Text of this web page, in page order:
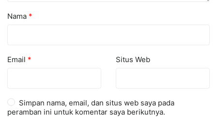
Nama *
Email * Situs Web
Simpan nama, email, dan situs web saya pada
peramban ini untuk komentar saya berikutnya.